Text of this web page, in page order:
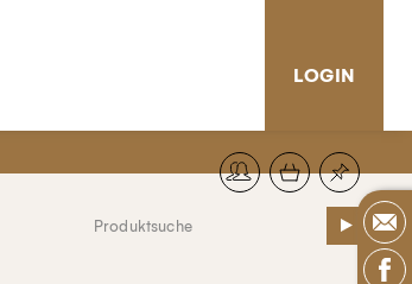
LOGIN